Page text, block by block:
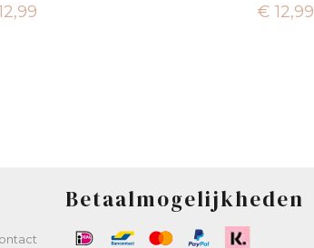
€ 12,99
Betaalmogelijkheden